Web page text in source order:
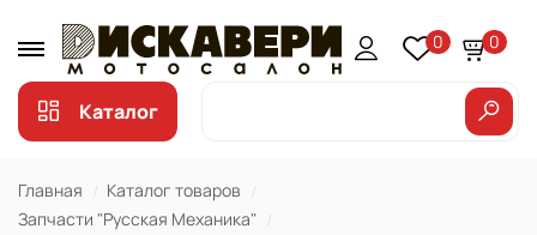
0 0
Каталог
Главная
Каталог товаров
Запчасти "Русская Механика"